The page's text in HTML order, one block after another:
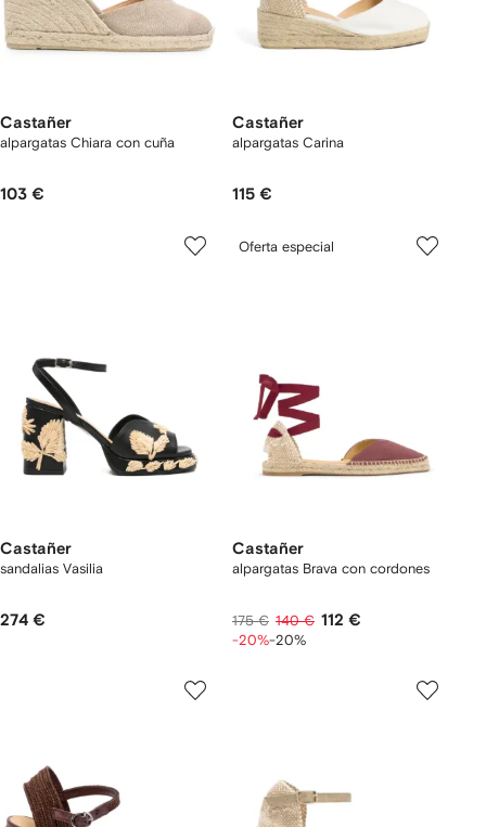
Castañer
alpargatas Chiara con cuña
103 €
Castañer
alpargatas Carina
115 €
Castañer
sandalias Vasilia
274 €
Oferta especial
Castañer
alpargatas Brava con cordones
175 € 140 € 112 €
-20%-20%